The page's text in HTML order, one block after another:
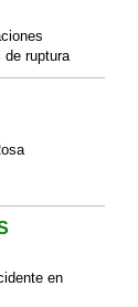
ruptura
en